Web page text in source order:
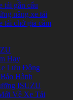
tải gắn cẩu
nâng xe tải
tải chở gia cầm
Hay
Lưu Động
Hành
ISUZU
Về Xe Tải